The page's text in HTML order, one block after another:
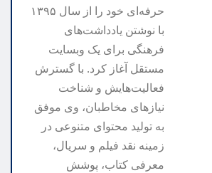
حرفه‌ای خود را از سال ۱۳۹۵
با نوشتن یادداشت‌های
فرهنگی برای یک وبسایت
مستقل آغاز کرد. با گسترش
فعالیت‌هایش و شناخت
نیازهای مخاطبان، وی موفق
به تولید محتوای متنوعی در
زمینه نقد فیلم و سریال،
معرفی کتاب، پوشش